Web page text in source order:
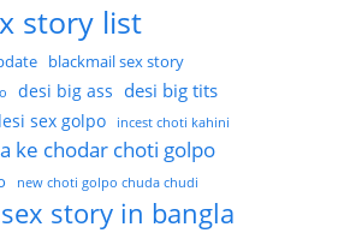
story list
blackmail sex story
desi big ass desi big tits
sex golpo incest choti kahini
ke chodar choti golpo
new choti golpo chuda chudi
sex story in bangla